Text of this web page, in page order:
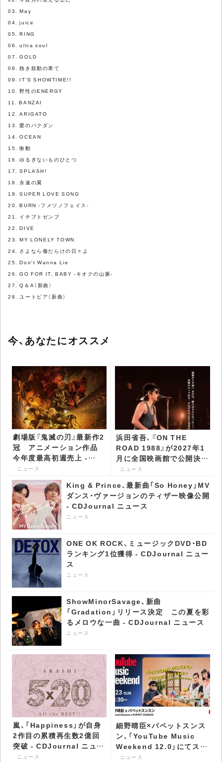
03. May
04. juice
05. RING
06. ultra soul
07. GOLD
08. 熱き鼓動の果て
09. IT'S SHOWTIME!!
10. 野性のENERGY
11. BANZAI
12. ARIGATO
13. 愛のバクダン
14. OCEAN
15. 衝動
16. ゆるぎないものひとつ
17. SPLASH!
18. 永遠の翼
19. SUPER LOVE SONG
20. BURN -フメツノフェイス-
21. イチブトゼンブ
22. DIVE
23. MY LONELY TOWN
24. さよなら傷だらけの日々よ
25. Don't Wanna Lie
26. GO FOR IT, BABY -キオクの山脈-
27. Q＆A（新曲）
28. ユートピア（新曲）
今、あなたにオススメ
劇場版『鬼滅の刃』最新作2
冠 アニメーション作品
今年度最高初週売上 -
CDJournal ニュース
ニュース
浜田省吾、『ON THE
ROAD 1988』が2027年1
月に全国映画館で公開決
定 キー・ヴィジュアル公
開 - CDJournal ニュース
ニュース
King & Prince、最新曲「So Honey」MV
ダンス・ヴァージョンのティザー映像公開
- CDJournal ニュース
ニュース
ONE OK ROCK、ミュージックDVD・BD
ランキング1位獲得 - CDJournal ニュー
ス
ニュース
ShowMinorSavage、新曲
「Gradation」リリース決定 この夏を彩
るメロウな一曲 - CDJournal ニュース
ニュース
嵐、「Happiness」が自身
2作目の累積再生数2億回
突破 - CDJournal ニュー
ス
ニュース
細野晴臣×パペットスンス
ン、「YouTube Music
Weekend 12.0」にてスペ
シャルトークが実現 -
ニュース